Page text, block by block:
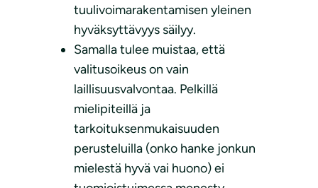
tuulivoimarakentamisen yleinen
hyväksyttävyys säilyy.
Samalla tulee muistaa, että
valitusoikeus on vain
laillisuusvalvontaa. Pelkillä
mielipiteillä ja
tarkoituksenmukaisuuden
perusteluilla (onko hanke jonkun
mielestä hyvä vai huono) ei